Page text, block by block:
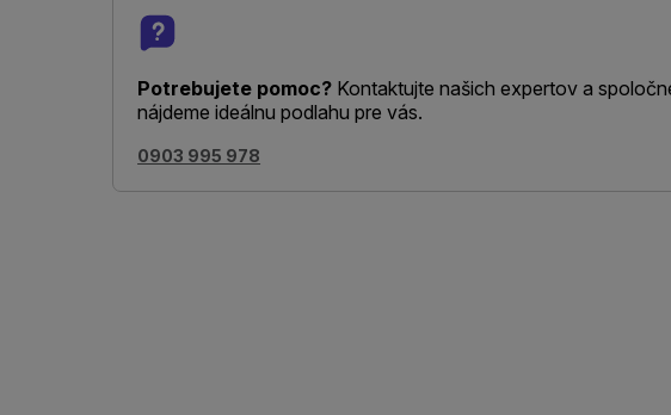
Potrebujete pomoc? Kontaktujte našich expertov a
nájdeme ideálnu podlahu pre vás.
0903 995 978